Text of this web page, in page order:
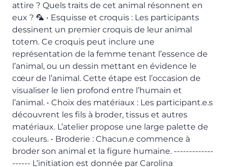
attire ? Quels traits de cet animal résonnent en
eux ? 🦜 • Esquisse et croquis : Les participants
dessinent un premier croquis de leur animal
totem. Ce croquis peut inclure une
représentation de la femme tenant l’essence de
l’animal, ou un dessin mettant en évidence le
cœur de l’animal. Cette étape est l’occasion de
visualiser le lien profond entre l’humain et
l’animal. • Choix des matériaux : Les participant.e.s
découvrent les fils à broder, tissus et autres
matériaux. L’atelier propose une large palette de
couleurs. • Broderie : Chacun.e commence à
broder son animal et la figure humaine. -------------
------ L’initiation est donnée par Carolina